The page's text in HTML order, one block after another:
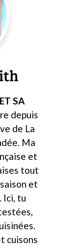
SA
depuis
de La
Ma
et
tout
et
Ici, tu
cuisons